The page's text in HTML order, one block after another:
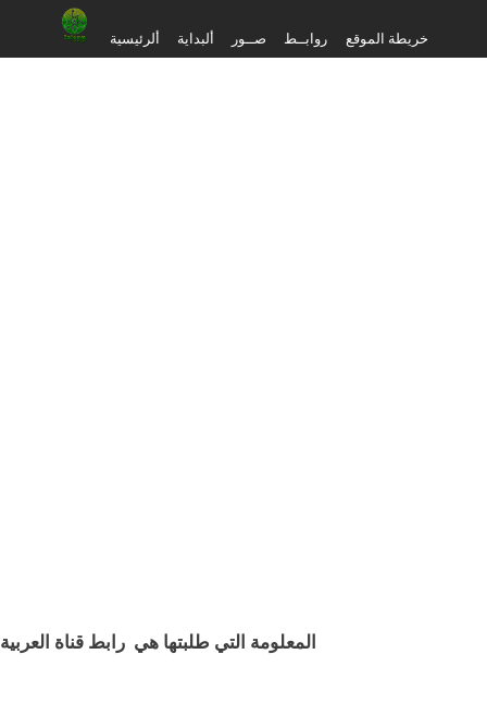
ألرئيسية ألبداية صــور روابــط خريطة الموقع
المعلومة التي طلبتها هي رابط قناة العربية